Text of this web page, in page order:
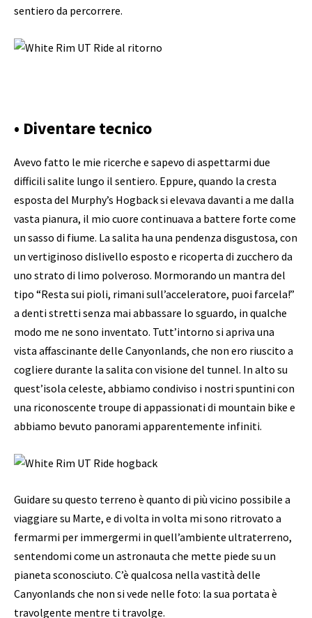
sentiero da percorrere.
• Diventare tecnico
Avevo fatto le mie ricerche e sapevo di aspettarmi due
difficili salite lungo il sentiero. Eppure, quando la cresta
esposta del Murphy’s Hogback si elevava davanti a me dalla
vasta pianura, il mio cuore continuava a battere forte come
un sasso di fiume. La salita ha una pendenza disgustosa, con
un vertiginoso dislivello esposto e ricoperta di zucchero da
uno strato di limo polveroso. Mormorando un mantra del
tipo “Resta sui pioli, rimani sull’acceleratore, puoi farcela!”
a denti stretti senza mai abbassare lo sguardo, in qualche
modo me ne sono inventato. Tutt’intorno si apriva una
vista affascinante delle Canyonlands, che non ero riuscito a
cogliere durante la salita con visione del tunnel. In alto su
quest’isola celeste, abbiamo condiviso i nostri spuntini con
una riconoscente troupe di appassionati di mountain bike e
abbiamo bevuto panorami apparentemente infiniti.
Guidare su questo terreno è quanto di più vicino possibile a
viaggiare su Marte, e di volta in volta mi sono ritrovato a
fermarmi per immergermi in quell’ambiente ultraterreno,
sentendomi come un astronauta che mette piede su un
pianeta sconosciuto. C’è qualcosa nella vastità delle
Canyonlands che non si vede nelle foto: la sua portata è
travolgente mentre ti travolge.